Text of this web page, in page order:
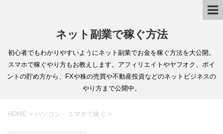
ネット副業で稼ぐ方法
初心者でもわかりやすいようにネット副業でお金を稼ぐ方法を大公開。
スマホで稼ぐやり方もお教えします。アフィリエイトやヤフオク、ポイ
ントの貯め方から、FXや株の売買や不動産投資などのネットビジネスの
やり方まで公開中。
HOME > パソコン・スマホで稼ぐ >